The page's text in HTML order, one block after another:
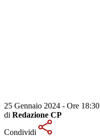
25 Gennaio 2024 - Ore 18:30
di Redazione CP
Condividi